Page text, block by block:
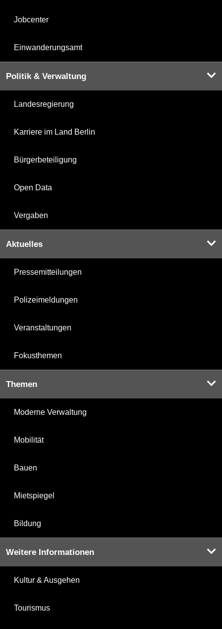
Jobcenter
Einwanderungsamt
Politik & Verwaltung
Landesregierung
Karriere im Land Berlin
Bürgerbeteiligung
Open Data
Vergaben
Aktuelles
Pressemitteilungen
Polizeimeldungen
Veranstaltungen
Fokusthemen
Themen
Moderne Verwaltung
Mobilität
Bauen
Mietspiegel
Bildung
Weitere Informationen
Kultur & Ausgehen
Tourismus